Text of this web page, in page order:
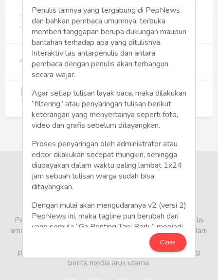
3 Digitalisasi Koperasi Merah Putih Buka
Peluang Ekonomi Baru di Desa
257
4 Rumah Subsidi dan Upaya Negara
Wujudkan Hunian Inklusif
5 Koperasi Merah Putih Didorong untuk
Perluas Distribusi Manfaat APBN
214
Penulis lainnya yang tergabung di PepNews
dan bahkan pembaca umumnya, terbuka
memberi tanggapan berupa dukungan maupun
bantahan terhadap apa yang ditulisnya.
Interaktivitas antarpenulis dan antara
pembaca dengan penulis akan terbangun
secara wajar.
Agar setiap tulisan layak baca, maka dilakukan
“filtering” atau penyaringan tulisan berikut
keterangan yang menyertainya seperti foto,
video dan grafis sebelum ditayangkan.
Proses penyaringan oleh administrator atau
editor dilakukan secepat mungkin, sehingga
diupayakan dalam waktu paling lambat 1x24
jam sebuah tulisan warga sudah bisa
ditayangkan.
Dengan mulai akan mengudaranya v2 (versi 2)
PepNews ini, maka tagline pun berubah dari
yang semula “Ga Penting Tapi Perlu” menjadi
Mari Bergabung di PepNews dan mulailah
menulis politik!
Close
PepNews.com adalah media warga, tempat bagi penulis
amatir dan profesional menyampaikan berbagai opini dalam
bentuk artikel mapun feature yang ditulis dari sudut
pandang tidak biasa, yang berbeda dari sudut pandang
berita media arus utama.